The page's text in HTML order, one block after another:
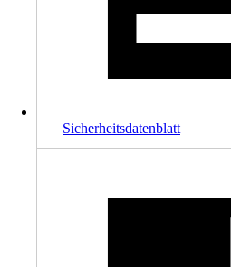
Sicherheitsdatenblatt